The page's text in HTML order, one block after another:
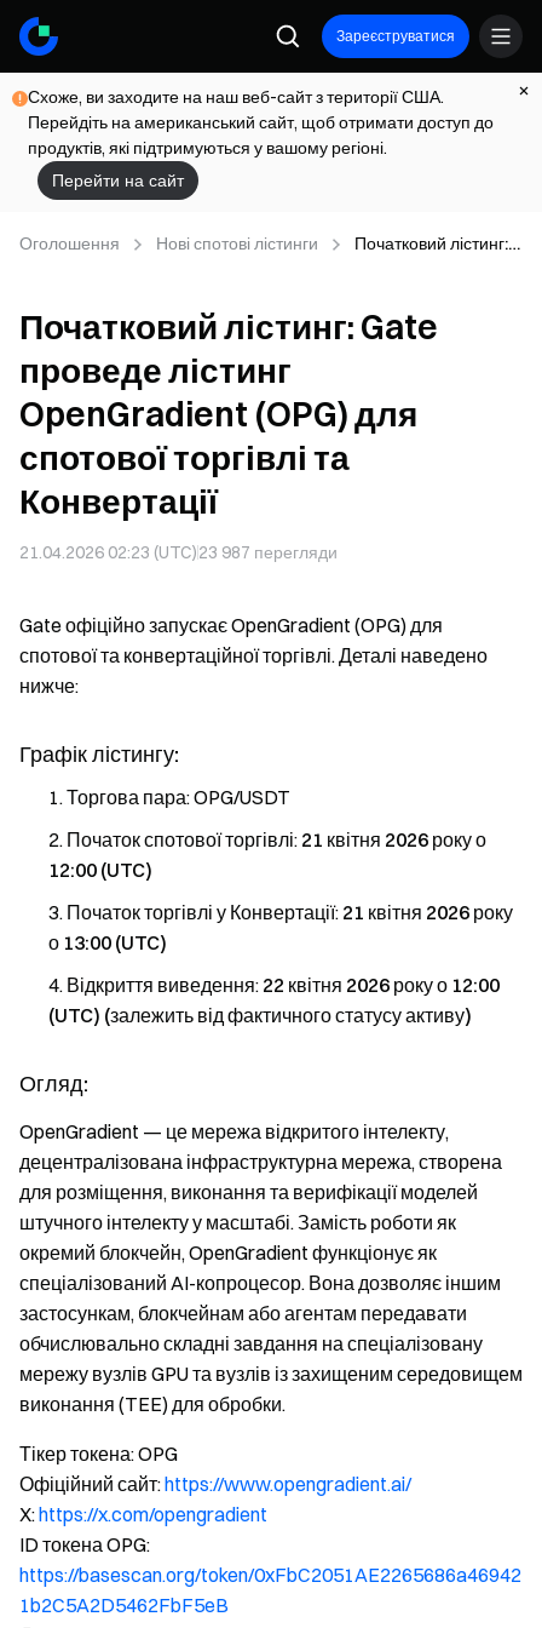
Зареєструватися
Схоже, ви заходите на наш веб-сайт з території США.
Перейдіть на американський сайт, щоб отримати доступ до
продуктів, які підтримуються у вашому регіоні.
Перейти на сайт
Оголошення Нові спотові лістинги
Початковий лістинг:
OpenGradient (OPG)
для спотової торгівлі
Початковий лістинг: Gate
проведе лістинг
OpenGradient (OPG) для
спотової торгівлі та
Конвертації
21.04.2026 02:23 (UTC)23 987 перегляди
Gate офіційно запускає OpenGradient (OPG) для
спотової та конвертаційної торгівлі. Деталі наведено
нижче:
Графік лістингу:
Торгова пара: OPG/USDT
Початок спотової торгівлі: 21 квітня 2026 року о
12:00 (UTC)
Початок торгівлі у Конвертації: 21 квітня 2026 року
о 13:00 (UTC)
Відкриття виведення: 22 квітня 2026 року о 12:00
(UTC) (залежить від фактичного статусу активу)
Огляд:
OpenGradient — це мережа відкритого інтелекту,
децентралізована інфраструктурна мережа, створена
для розміщення, виконання та верифікації моделей
штучного інтелекту у масштабі. Замість роботи як
окремий блокчейн, OpenGradient функціонує як
спеціалізований AI-копроцесор. Вона дозволяє іншим
застосункам, блокчейнам або агентам передавати
обчислювально складні завдання на спеціалізовану
мережу вузлів GPU та вузлів із захищеним середовищем
виконання (TEE) для обробки.
Тікер токена: OPG
Офіційний сайт:https://www.opengradient.ai/
X:https://x.com/opengradient
ID токена OPG:
https://basescan.org/token/0xFbC2051AE2265686a46942
1b2C5A2D5462FbF5eB